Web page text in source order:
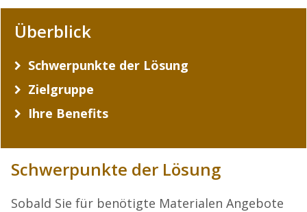
Überblick
Schwerpunkte der Lösung
Zielgruppe
Ihre Benefits
Schwerpunkte der Lösung
Sobald Sie für benötigte Materialen Angebote